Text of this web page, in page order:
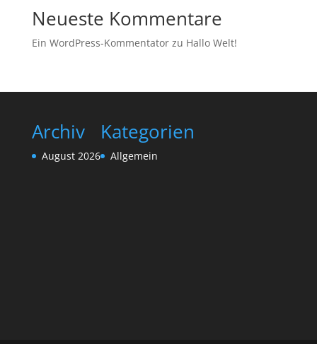
Neueste Kommentare
Ein WordPress-Kommentatorzu Hallo Welt!
Archiv
August 2026
Kategorien
Allgemein